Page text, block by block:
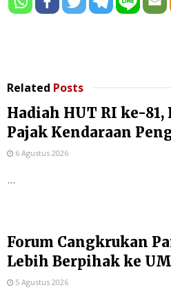
Related Posts
Hadiah HUT RI ke-
Pajak Kendaraan
6 Agustus 2026
...
Forum Cangkrukan
Lebih Berpihak ke
5 Agustus 2026